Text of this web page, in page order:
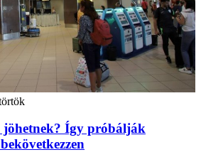
Így próbálják